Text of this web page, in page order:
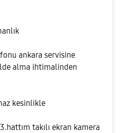
ankara servisine
alma ihtimalinden
kesinlikle
takılı ekran kamera